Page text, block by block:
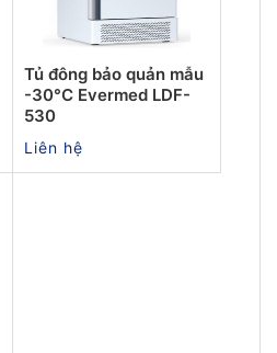
Tủ đông bảo quản mẫu
-30°C Evermed LDF-
530
Liên hệ